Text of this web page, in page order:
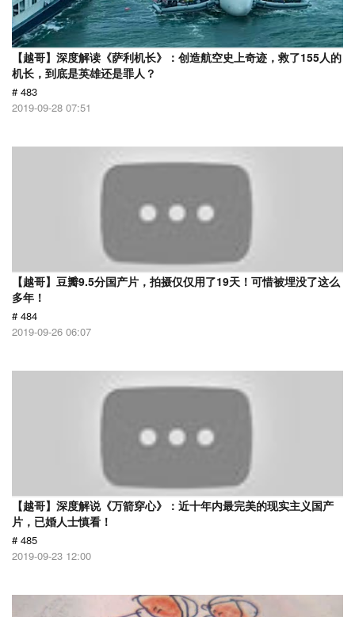
【越哥】深度解读《萨利机长》：创造航空史上奇迹，救了155人的
机长，到底是英雄还是罪人？
# 483
2019-09-28 07:51
【越哥】豆瓣9.5分国产片，拍摄仅仅用了19天！可惜被埋没了这么
多年！
# 484
2019-09-26 06:07
【越哥】深度解说《万箭穿心》：近十年内最完美的现实主义国产
片，已婚人士慎看！
# 485
2019-09-23 12:00